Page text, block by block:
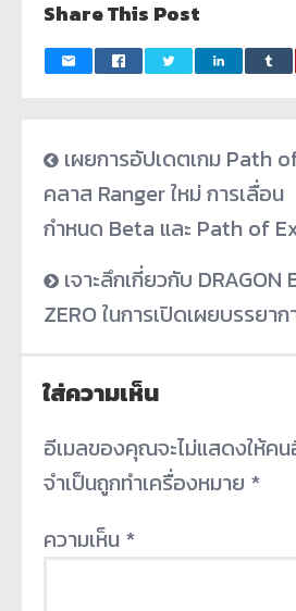
Share This Post
เผยการอัปเดตเกม Path
คลาส Ranger ใหม่ การเลื่อน
กำหนด Beta และ Path of
เจาะลึกเกี่ยวกับ
ZERO ในการเปิดเผยบรรยา
ใส่ความเห็น
อีเมลของคุณจะไม่แสดงให้คน
จำเป็นถูกทำเครื่องหมาย *
ความเห็น *